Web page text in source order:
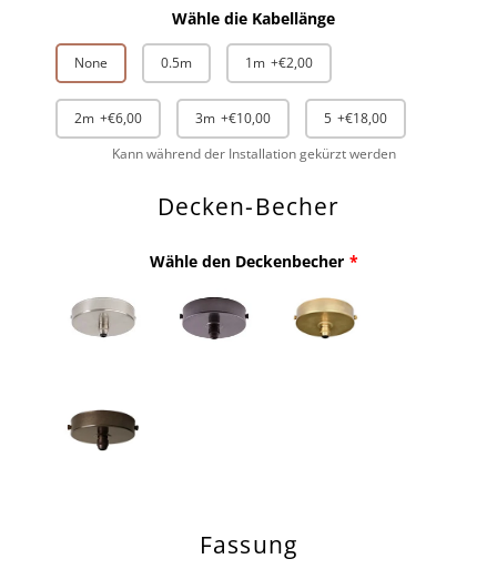
Wähle die Kabellänge
None 0.5m 1m +€2,00
2m +€6,00 3m +€10,00 5 +€18,00
Kann während der Installation gekürzt werden
Decken-Becher
Wähle den Deckenbecher
Fassung